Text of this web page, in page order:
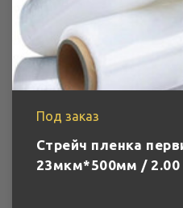
Под заказ
Стрейч пленка
23мкм*500мм / 2.00